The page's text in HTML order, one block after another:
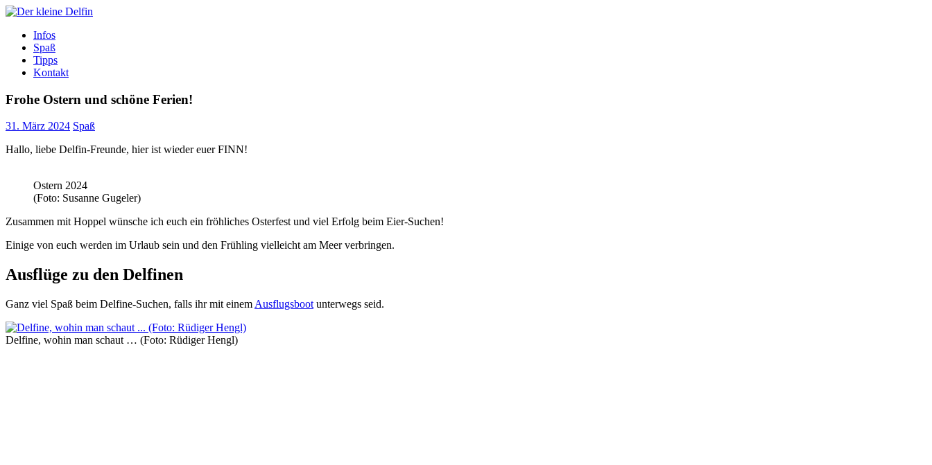
Zum
Der kleine Delfin
Infos
Spaß
Tipps
Kontakt
Frohe Ostern und schöne Ferien!
31. März 2024 Spaß
Hallo, liebe Delfin-Freunde, hier ist wieder euer FINN!
Ostern 2024
(Foto: Susanne Gugeler)
Zusammen mit Hoppel wünsche ich euch ein fröhliches Osterfest und viel Erfolg beim Eier-Suchen!
Einige von euch werden im Urlaub sein und den Frühling vielleicht am Meer verbringen.
Ausflüge zu den Delfinen
Ganz viel Spaß beim Delfine-Suchen, falls ihr mit einem Ausflugsboot unterwegs seid.
Delfine, wohin man schaut … (Foto: Rüdiger Hengl)